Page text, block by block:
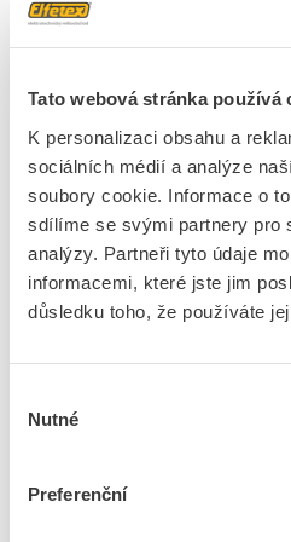
Tato webová stránka používá
K personalizaci obsahu a
sociálních médií a analýze
soubory cookie. Informace o
sdílíme se svými partnery pro
analýzy. Partneři tyto údaje
informacemi, které jste jim
důsledku toho, že používáte
souhlasu
Nutné
Preferenční
blízkého pole)
Použitelné v síti WLAN
Ano
Home Kit
Kompatibilní s Google
asistentem
Ne
Kompatibilní s Amazon
Alexa
Ne
Rádiový standard 5G
Ne
Radiový standard 4G
Ano
Síťovatelný jako Master
Detekce svařeného